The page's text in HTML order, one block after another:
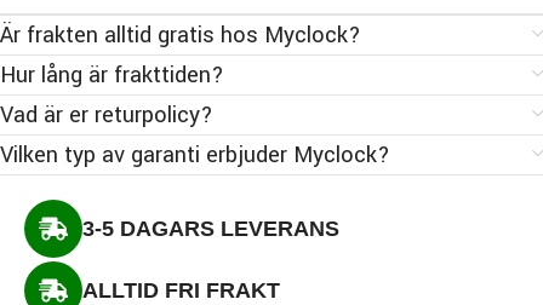
Är frakten alltid gratis hos Myclock?
Hur lång är frakttiden?
Vad är er returpolicy?
Vilken typ av garanti erbjuder Myclock?
3-5 DAGARS LEVERANS
ALLTID FRI FRAKT